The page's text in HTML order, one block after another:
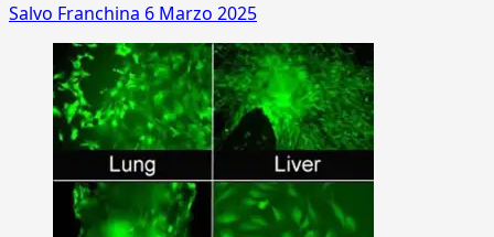
Salvo Franchina 6 Marzo 2025